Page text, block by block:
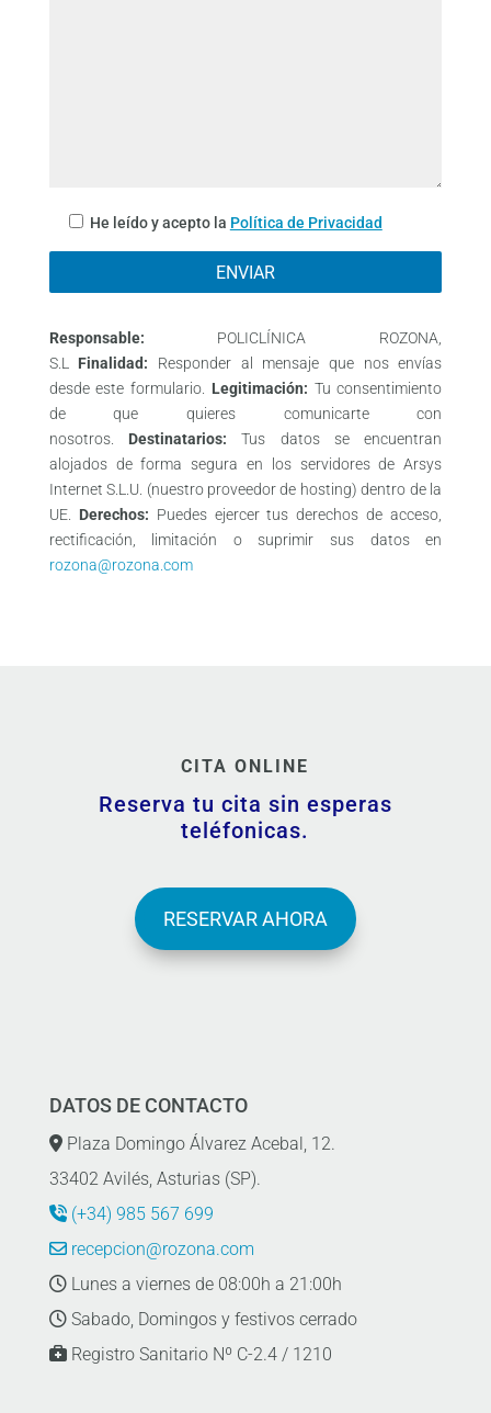
He leído y acepto la Política de Privacidad
Responsable: POLICLÍNICA ROZONA,
S.L Finalidad: Responder al mensaje que nos envías
desde este formulario. Legitimación: Tu consentimiento
de que quieres comunicarte con
nosotros. Destinatarios:Tus datos se encuentran
alojados de forma segura en los servidores de Arsys
Internet S.L.U. (nuestro proveedor de hosting) dentro de la
UE. Derechos: Puedes ejercer tus derechos de acceso,
rectificación, limitación o suprimir sus datos en
rozona@rozona.com
CITA ONLINE
Reserva tu cita sin esperas
teléfonicas.
RESERVAR AHORA
DATOS DE CONTACTO
Plaza Domingo Álvarez Acebal, 12.
33402 Avilés, Asturias (SP).
(+34) 985 567 699
recepcion@rozona.com
Lunes a viernes de 08:00h a 21:00h
Sabado, Domingos y festivos cerrado
Registro Sanitario Nº C-2.4 / 1210